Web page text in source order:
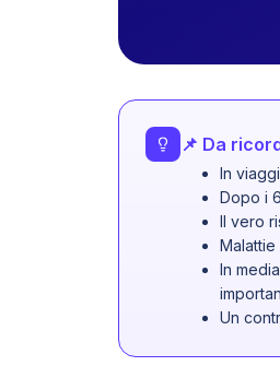
📌 Da
In
Dopo i
Il vero
In
Un